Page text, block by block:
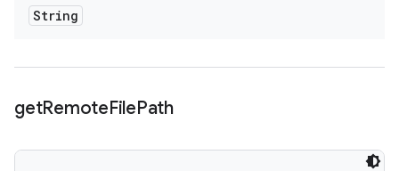
String
getRemoteFilePath